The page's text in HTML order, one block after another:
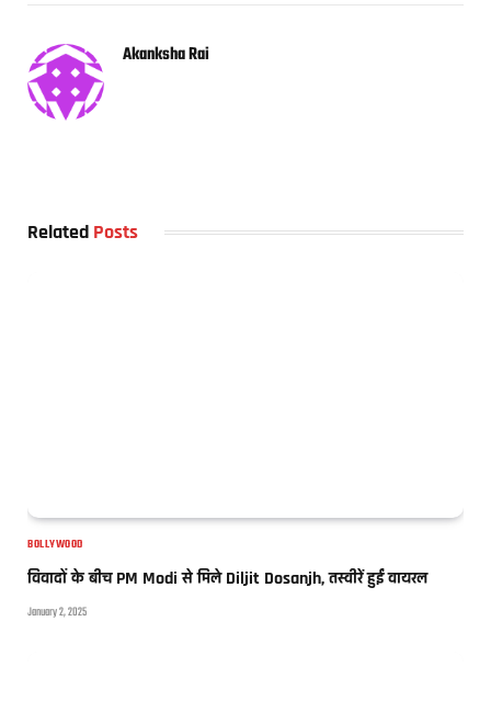
Akanksha Rai
Related Posts
BOLLYWOOD
विवादों के बीच PM Modi से मिले Diljit Dosanjh, तस्वीरें हुईं वायरल
January 2, 2025